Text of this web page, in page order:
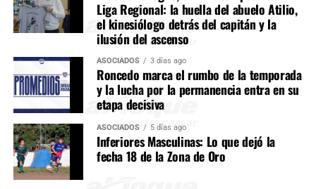
Liga Regional: la huella del abuelo Atilio,
el kinesiólogo detrás del capitán y la
ilusión del ascenso
ASOCIADOS 3 días ago
Roncedo marca el rumbo de la temporada
y la lucha por la permanencia entra en su
etapa decisiva
ASOCIADOS 5 días ago
Inferiores Masculinas: Lo que dejó la
fecha 18 de la Zona de Oro